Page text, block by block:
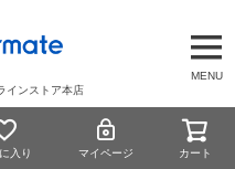
MENU
インストア本店
入り マイページ カート